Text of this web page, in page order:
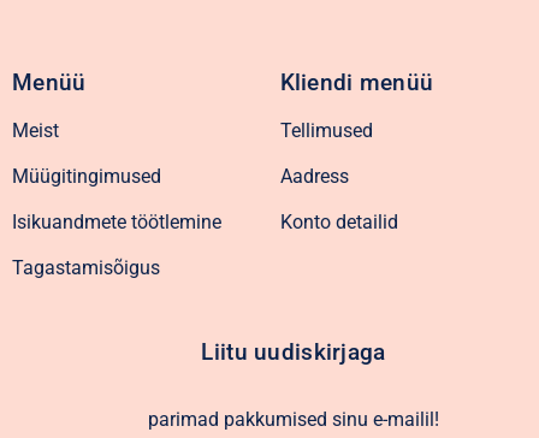
Menüü
Meist
Müügitingimused
Isikuandmete töötlemine
Tagastamisõigus
Kliendi menüü
Tellimused
Aadress
Konto detailid
Liitu uudiskirjaga
parimad pakkumised sinu e-mailil!